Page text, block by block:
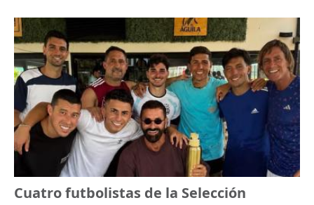
Cuatro futbolistas de la Selección